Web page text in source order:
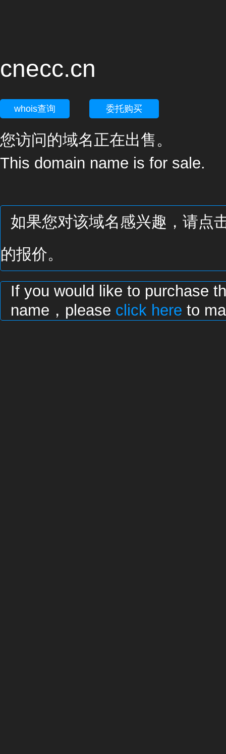
cnecc.cn
whois查询 委托购买
您访问的域名正在出售。
This domain name is for sale.
如果您对该域名感兴趣，请点
的报价。
If you would like to purchase
name，please click here to